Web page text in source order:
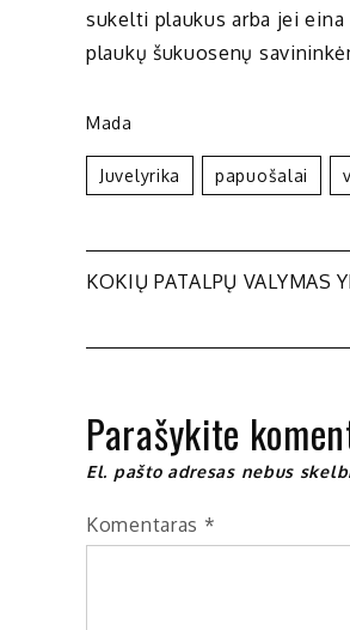
sukelti plaukus arba jei
plaukų šukuosenų
Mada
Juvelyrika Papuošalai
Navigacija
tarp
įrašų
KOKIŲ PATALPŲ VALYMAS
Parašykite
El. pašto adresas nebus
Komentaras *